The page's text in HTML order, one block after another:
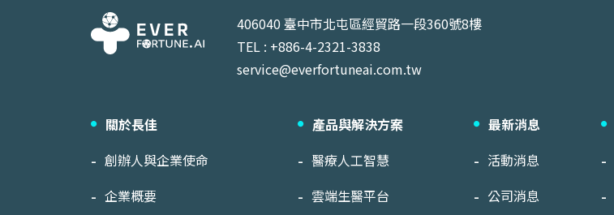
406040 臺中市北屯區經貿路一段360號8樓
TEL : +886-4-2321-3838
service@everfortuneai.com.tw
關於長佳
創辦人與企業使命
企業概要
產品與解決方案
醫療人工智慧
雲端生醫平台
最新消息
活動消息
公司消息